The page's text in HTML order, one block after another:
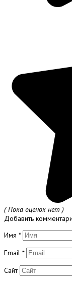
( Пока оценок нет )
Добавить
Имя *
Email *
Сайт